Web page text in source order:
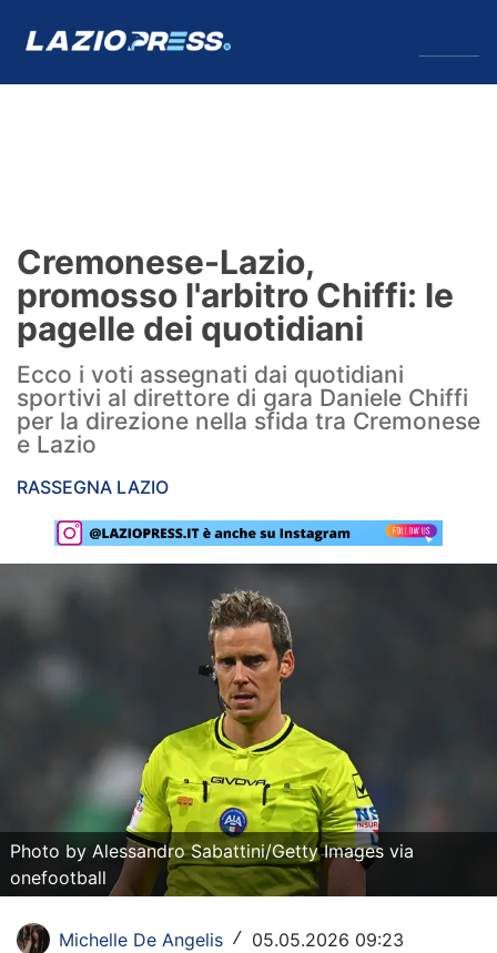
Formello
Infortuni
Primavera
Calciomercato
Lazio Women
Rassegna Lazio
Champions League
Europa League
Altri Sport
Formula 1
Tennis
Cremonese-Lazio,
promosso l'arbitro Chiffi: le
pagelle dei quotidiani
Ecco i voti assegnati dai quotidiani
sportivi al direttore di gara Daniele Chiffi
per la direzione nella sfida tra Cremonese
e Lazio
RASSEGNA LAZIO
Photo by Alessandro Sabattini/Getty Images via
onefootball
Michelle De Angelis / 05.05.2026 09:23